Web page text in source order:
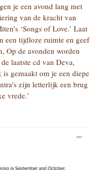
je een avond lang met
van de kracht van
‘Songs of Love.’ Laat
een tijdloze ruimte en geef
Op de avonden worden
laatste cd van Deva,
gemaakt om je een diepe
zijn letterlijk een brug
vrede.’